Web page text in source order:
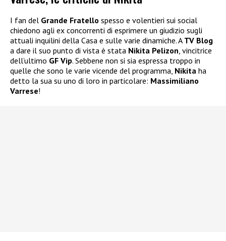
I fan del Grande Fratello spesso e volentieri sui social
chiedono agli ex concorrenti di esprimere un giudizio sugli
attuali inquilini della Casa e sulle varie dinamiche. A TV Blog
a dare il suo punto di vista è stata Nikita Pelizon , vincitrice
dell’ultimo GF Vip. Sebbene non si sia espressa troppo in
quelle che sono le varie vicende del programma, Nikita ha
detto la sua su uno di loro in particolare: Massimiliano
Varrese!